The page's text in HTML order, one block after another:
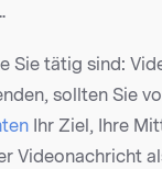
Sie tätig sind:
sollten Sie
Ihr Ziel, Ihre
Videonachricht